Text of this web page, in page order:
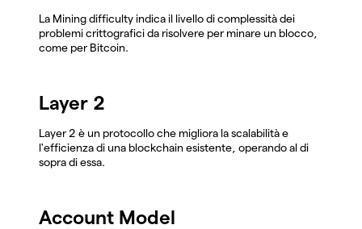
La Mining difficulty indica il livello di complessità dei
problemi crittografici da risolvere per minare un blocco,
come per Bitcoin.
Layer 2
Layer 2 è un protocollo che migliora la scalabilità e
l'efficienza di una blockchain esistente, operando al di
sopra di essa.
Account Model